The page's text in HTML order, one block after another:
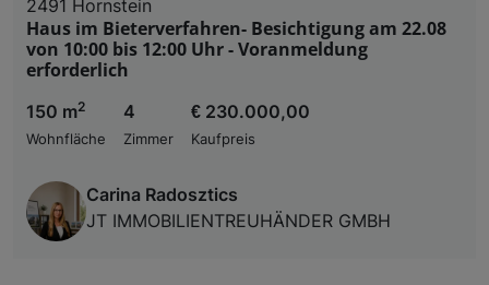
2491 Hornstein
Haus im Bieterverfahren- Besichtigung am 22.08
von 10:00 bis 12:00 Uhr - Voranmeldung
erforderlich
150 m2
Wohnfläche
4
Zimmer
€ 230.000,00
Kaufpreis
Carina Radosztics
JT IMMOBILIENTREUHÄNDER GMBH